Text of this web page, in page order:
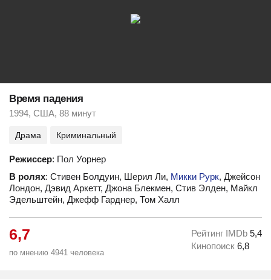
Время падения
1994, США, 88 минут
Драма Криминальный
Режиссер: Пол Уорнер
В ролях: Стивен Болдуин, Шерил Ли, Микки Рурк, Джейсон
Лондон, Дэвид Аркетт, Джона Блекмен, Стив Элден, Майкл
Эдельштейн, Джефф Гарднер, Том Халл
6,7
по мнению 4941 человека
Рейтинг IMDb 5,4
Кинопоиск 6,8